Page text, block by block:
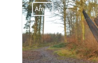
Amay